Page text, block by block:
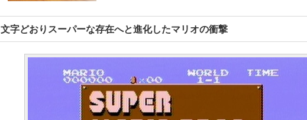
文字どおりスーパーな存在へと進化したマリオの衝撃